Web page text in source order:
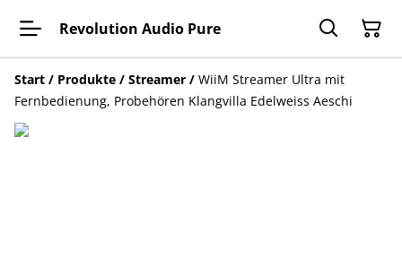
Revolution Audio Pure
Start / Produkte / Streamer / WiiM Streamer Ultra mit
Fernbedienung, Probehören Klangvilla Edelweiss Aeschi